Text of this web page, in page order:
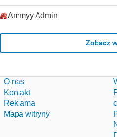
Ammyy Admin
Zobacz
O nas
Kontakt
Reklama
Mapa witryny